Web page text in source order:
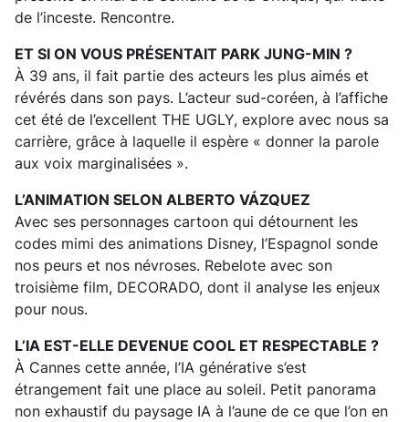
de l’inceste. Rencontre.
ET SI ON VOUS PRÉSENTAIT PARK JUNG-MIN ?
À 39 ans, il fait partie des acteurs les plus aimés et
révérés dans son pays. L’acteur sud-coréen, à l’affiche
cet été de l’excellent THE UGLY, explore avec nous sa
carrière, grâce à laquelle il espère « donner la parole
aux voix marginalisées ».
L’ANIMATION SELON ALBERTO VÁZQUEZ
Avec ses personnages cartoon qui détournent les
codes mimi des animations Disney, l’Espagnol sonde
nos peurs et nos névroses. Rebelote avec son
troisième film, DECORADO, dont il analyse les enjeux
pour nous.
L’IA EST-ELLE DEVENUE COOL ET RESPECTABLE ?
À Cannes cette année, l’IA générative s’est
étrangement fait une place au soleil. Petit panorama
non exhaustif du paysage IA à l’aune de ce que l’on en